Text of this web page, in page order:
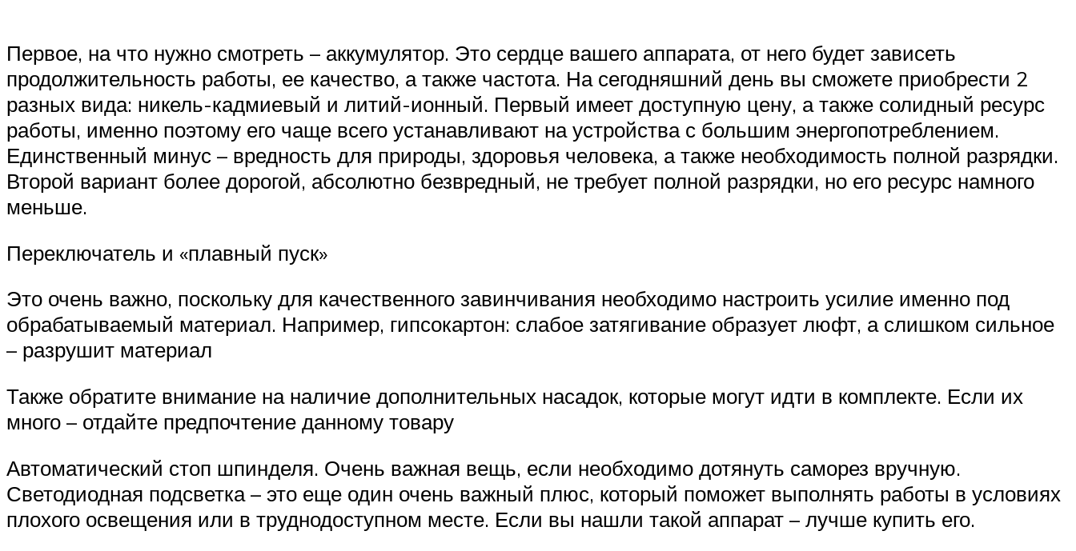
Первое, на что нужно смотреть – аккумулятор. Это сердце вашего аппарата, от него будет зависеть
продолжительность работы, ее качество, а также частота. На сегодняшний день вы сможете приобрести 2
разных вида: никель-кадмиевый и литий-ионный. Первый имеет доступную цену, а также солидный ресурс
работы, именно поэтому его чаще всего устанавливают на устройства с большим энергопотреблением.
Единственный минус – вредность для природы, здоровья человека, а также необходимость полной разрядки.
Второй вариант более дорогой, абсолютно безвредный, не требует полной разрядки, но его ресурс намного
меньше.
Переключатель и «плавный пуск»
Это очень важно, поскольку для качественного завинчивания необходимо настроить усилие именно под
обрабатываемый материал. Например, гипсокартон: слабое затягивание образует люфт, а слишком сильное
– разрушит материал
Также обратите внимание на наличие дополнительных насадок, которые могут идти в комплекте. Если их
много – отдайте предпочтение данному товару
Автоматический стоп шпинделя. Очень важная вещь, если необходимо дотянуть саморез вручную.
Светодиодная подсветка – это еще один очень важный плюс, который поможет выполнять работы в условиях
плохого освещения или в труднодоступном месте. Если вы нашли такой аппарат – лучше купить его.